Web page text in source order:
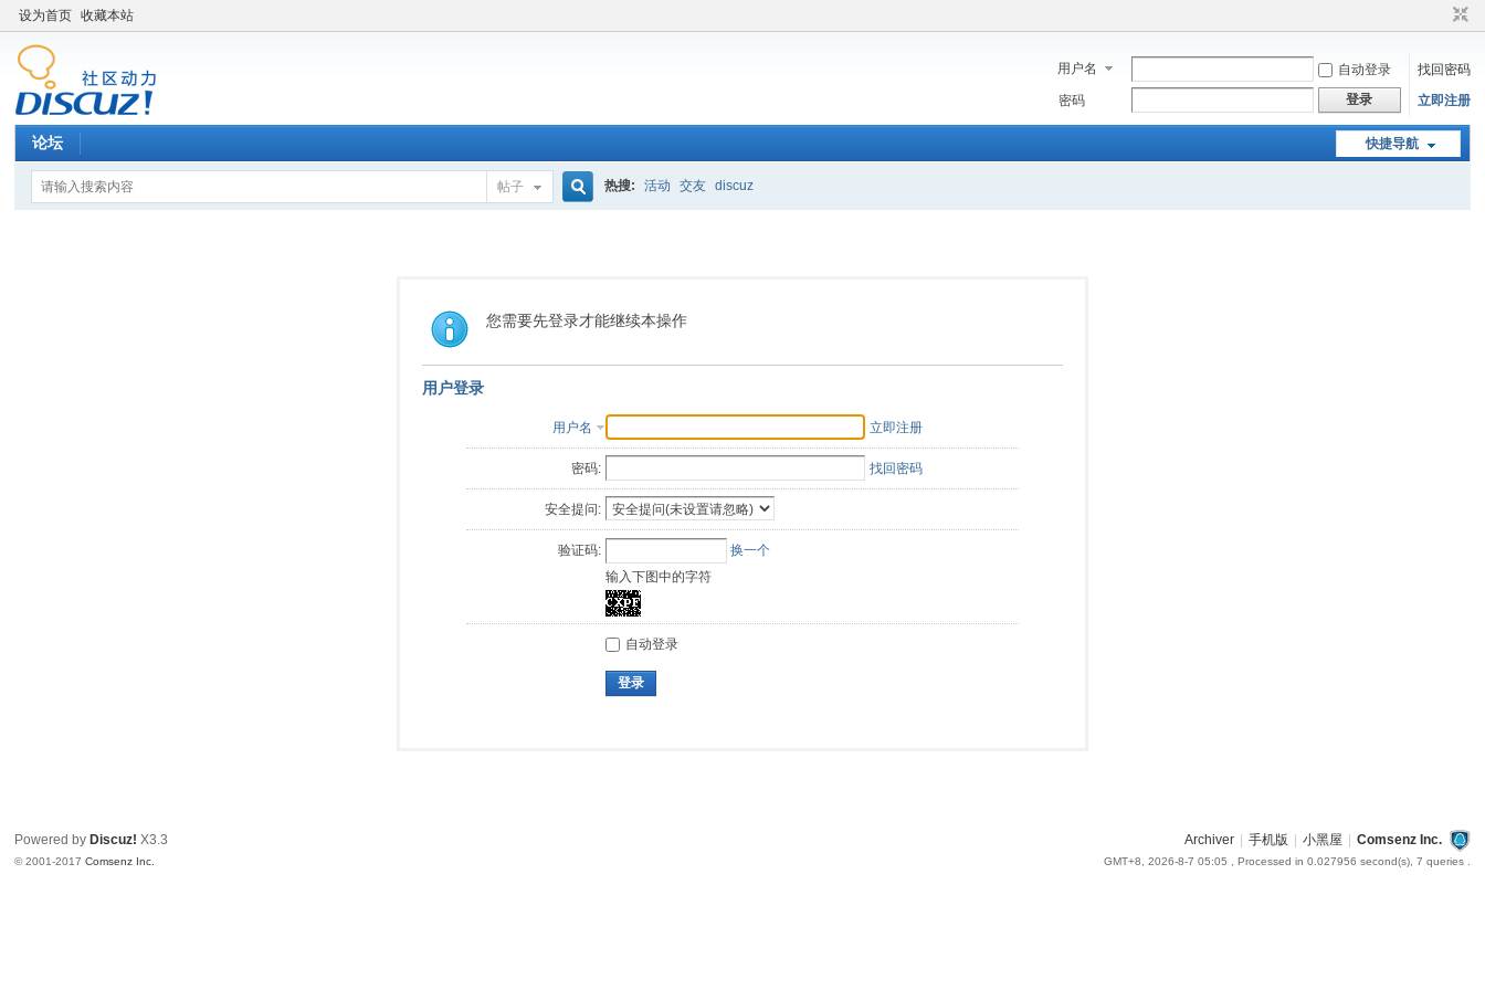
设为首页 收藏本站
用户名 自动登录
找回密码
密码
登录 立即注册
快捷导航
论坛
帖子
索
热搜: 活动 交友 discuz
您需要先登录才能继续本操作
用户登录
用户名 立即注册
密码: 找回密码
安全提问:
验证码:
换一个
输入下图中的字符
自动登录
登录
Archiver 手机版 小黑屋 Comsenz Inc.
GMT+8, 2026-8-7 05:05 , Processed in 0.027956 second(s), 7 queries .
Powered by Discuz! X3.3
© 2001-2017Comsenz Inc.